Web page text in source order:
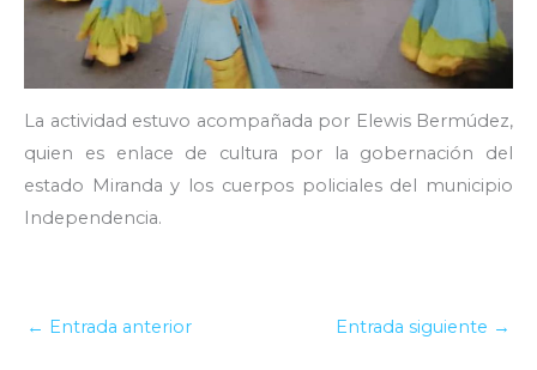
La actividad estuvo acompañada por Elewis Bermúdez,
quien es enlace de cultura por la gobernación del
estado Miranda y los cuerpos policiales del municipio
Independencia.
← Entrada anterior Entrada siguiente →